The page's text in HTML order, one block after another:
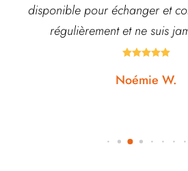
disponible pour échanger et
régulièrement et ne suis

Noémie W.